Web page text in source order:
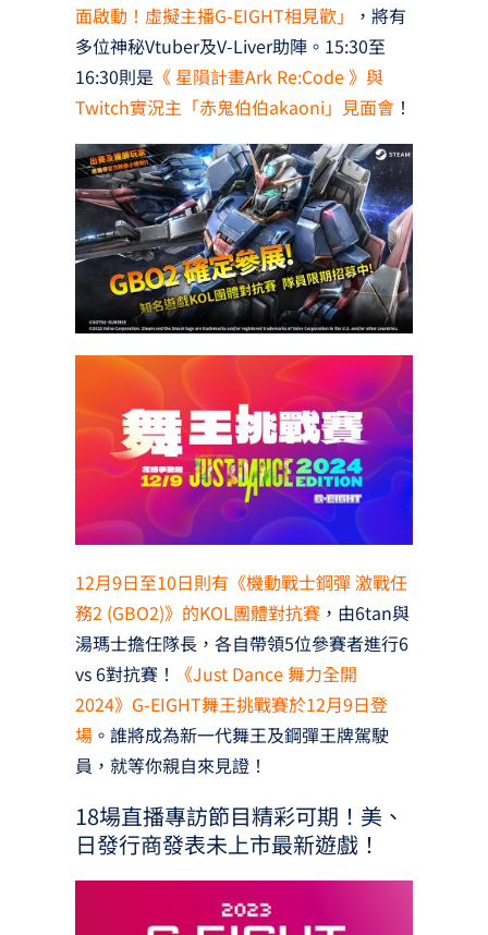
面啟動！虛擬主播G-EIGHT相見歡」
，將有
多位神秘Vtuber及V-Liver助陣。15:30至
16:30則是 《 星隕計畫Ark Re:Code 》與
Twitch實況主「赤鬼伯伯akaoni」見面會！
12月9日至10日則有《機動戰士鋼彈 激戰任
務2 (GBO2)》的KOL團體對抗賽，由6tan與
湯瑪士擔任隊長，各自帶領5位參賽者進行6
vs 6對抗賽！
《Just Dance 舞力全開
2024》G-EIGHT舞王挑戰賽於12月9日登
場。誰將成為新一代舞王及鋼彈王牌駕駛
員，就等你親自來見證！
18場直播專訪節目精彩可期！美、
日發行商發表未上市最新遊戲！